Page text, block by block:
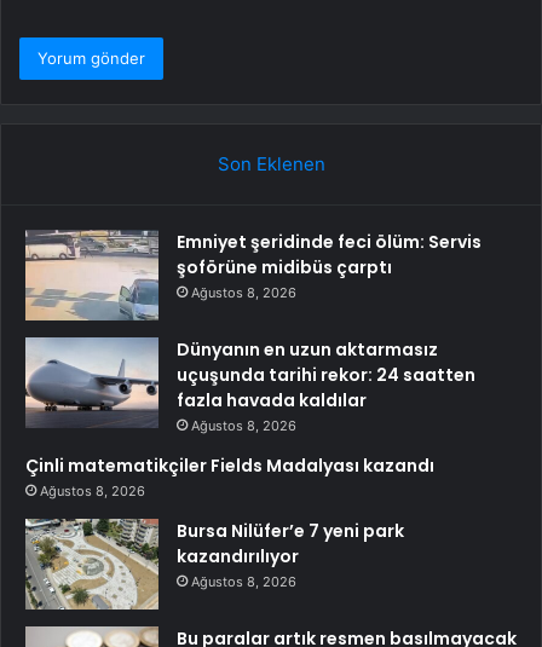
Son Eklenen
Emniyet şeridinde feci ölüm: Servis
şoförüne midibüs çarptı
Ağustos 8, 2026
Dünyanın en uzun aktarmasız
uçuşunda tarihi rekor: 24 saatten
fazla havada kaldılar
Ağustos 8, 2026
Çinli matematikçiler Fields Madalyası kazandı
Ağustos 8, 2026
Bursa Nilüfer’e 7 yeni park
kazandırılıyor
Ağustos 8, 2026
Bu paralar artık resmen basılmayacak